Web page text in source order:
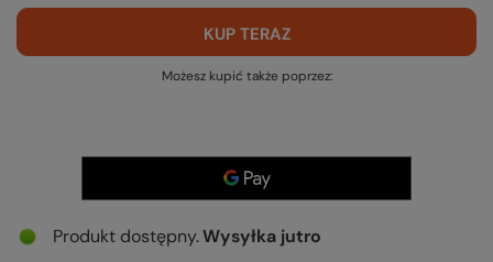
KUP TERAZ
Możesz kupić także poprzez:
Produkt dostępny Wysyłka jutro